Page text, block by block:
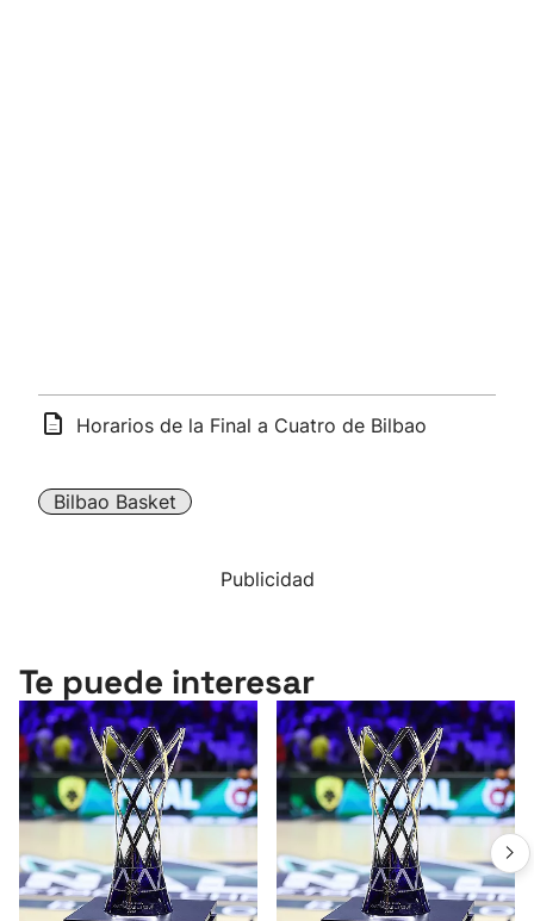
Horarios de la Final a Cuatro de Bilbao
Bilbao Basket
Publicidad
Te puede interesar